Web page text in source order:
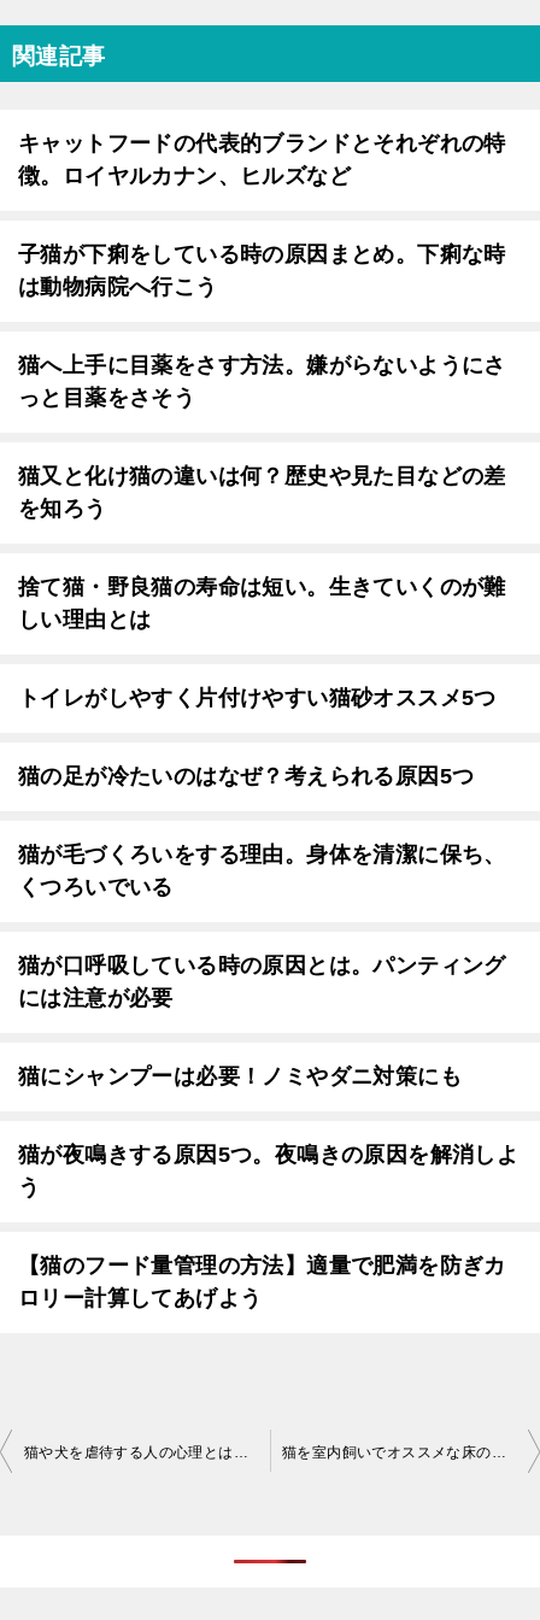
関連記事
キャットフードの代表的ブランドとそれぞれの特
徴。ロイヤルカナン、ヒルズなど
子猫が下痢をしている時の原因まとめ。下痢な時
は動物病院へ行こう
猫へ上手に目薬をさす方法。嫌がらないようにさ
っと目薬をさそう
猫又と化け猫の違いは何？歴史や見た目などの差
を知ろう
捨て猫・野良猫の寿命は短い。生きていくのが難
しい理由とは
トイレがしやすく片付けやすい猫砂オススメ5つ
猫の足が冷たいのはなぜ？考えられる原因5つ
猫が毛づくろいをする理由。身体を清潔に保ち、
くつろいでいる
猫が口呼吸している時の原因とは。パンティング
には注意が必要
猫にシャンプーは必要！ノミやダニ対策にも
猫が夜鳴きする原因5つ。夜鳴きの原因を解消しよ
う
【猫のフード量管理の方法】適量で肥満を防ぎカ
ロリー計算してあげよう
投
猫や犬を虐待する人の心理とは。なぜ動物をいじめるのか 猫を室内飼いでオススメな床の材質やポイント